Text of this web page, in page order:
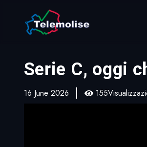
Serie C, oggi
16 June 2026